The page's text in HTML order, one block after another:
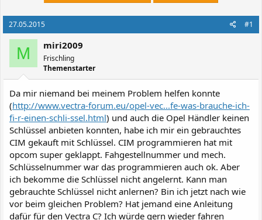
27.05.2015 #1
M miri2009
Frischling
Themenstarter
Da mir niemand bei meinem Problem helfen konnte
(http://www.vectra-forum.eu/opel-vec...fe-was-brauche-ich-
fi-r-einen-schli-ssel.html) und auch die Opel Händler keinen
Schlüssel anbieten konnten, habe ich mir ein gebrauchtes
CIM gekauft mit Schlüssel. CIM programmieren hat mit
opcom super geklappt. Fahgestellnummer und mech.
Schlüsselnummer war das programmieren auch ok. Aber
ich bekomme die Schlüssel nicht angelernt. Kann man
gebrauchte Schlüssel nicht anlernen? Bin ich jetzt nach wie
vor beim gleichen Problem? Hat jemand eine Anleitung
dafür für den Vectra C? Ich würde gern wieder fahren